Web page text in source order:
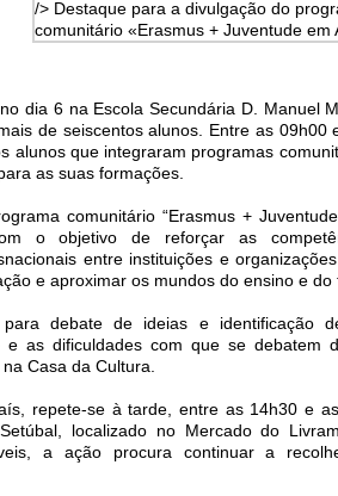
dia 6 na Escola Secundária D. Manuel
de seiscentos alunos. Entre as 09h00
alunos que integraram programas
as suas formações.
comunitário “Erasmus +
o objetivo de reforçar as
entre instituições e
e aproximar os mundos do ensino e do
debate de ideias e identificação
as dificuldades com que se debatem
Casa da Cultura.
repete-se à tarde, entre as 14h30 e
localizado no Mercado do
a ação procura continuar a